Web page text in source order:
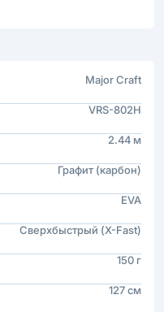
Major Craft
VRS-802H
2.44 м
Графит (карбон)
EVA
Сверхбыстрый (X-Fast)
150 г
127 см